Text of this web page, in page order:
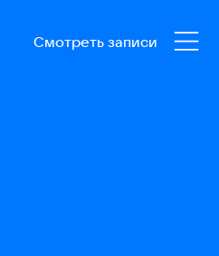
Смотреть записи